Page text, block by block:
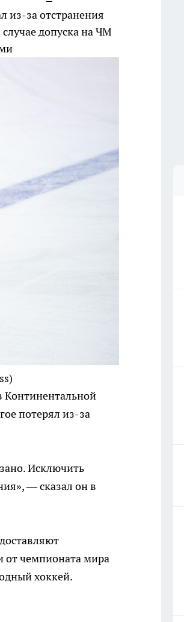
из-за отстранения
допуска на ЧМ
Континентальной
потерял из-за
Исключить
— сказал он в
от чемпионата мира
хоккей.